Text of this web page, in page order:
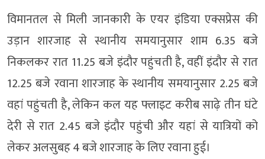
विमानतल से मिली जानकारी के एयर इंडिया एक्सप्रेस की
उड़ान शारजाह से स्थानीय समयानुसार शाम 6.35 बजे
निकलकर रात 11.25 बजे इंदौर पहुंचती है, वहीं इंदौर से रात
12.25 बजे रवाना शारजाह के स्थानीय समयानुसार 2.25 बजे
वहां पहुंचती है, लेकिन कल यह फ्लाइट करीब साढ़े तीन घंटे
देरी से रात 2.45 बजे इंदौर पहुंची और यहां से यात्रियों को
लेकर अलसुबह 4 बजे शारजाह के लिए रवाना हुई।